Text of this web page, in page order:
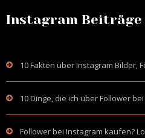
Instagram Beiträge
10 Fakten über Instagram Bilder,
10 Dinge, die ich über Follower
Follower bei Instagram kaufen?